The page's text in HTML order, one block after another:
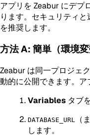
アプリを Zeabur にデプ
ります。セキュリティと
を推奨します。
方法 A: 簡単（環境変
Zeabur は同一プロジェ
動的に公開できます。ア
Variables タブ
DATABASE_URL
（
します。